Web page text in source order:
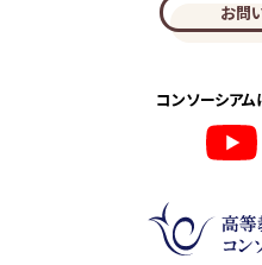
お問
コンソーシア